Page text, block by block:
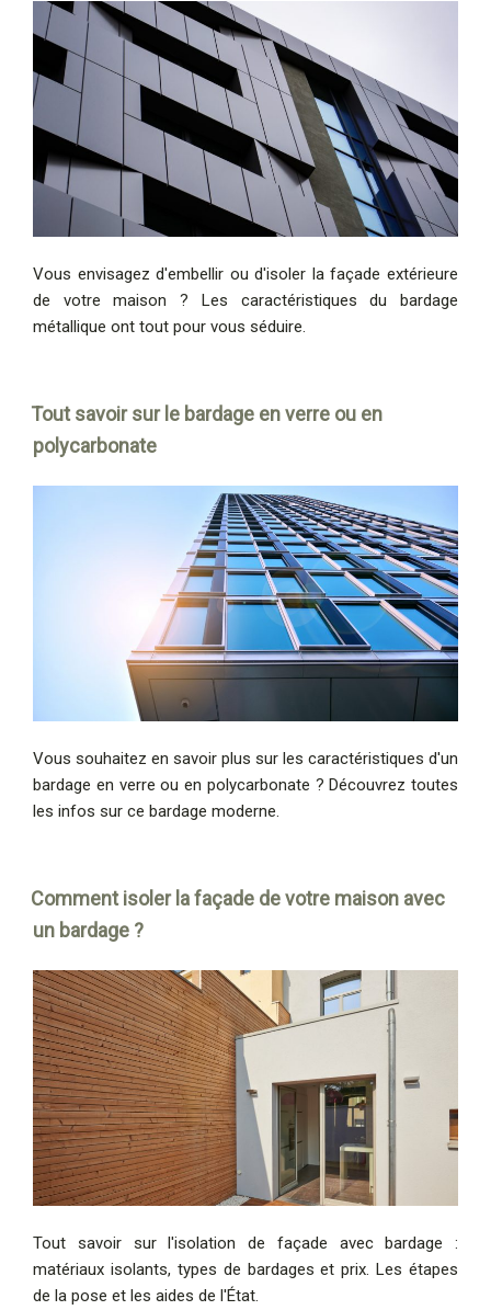
Vous envisagez d'embellir ou d'isoler la façade extérieure
de votre maison ? Les caractéristiques du bardage
métallique ont tout pour vous séduire.
Tout savoir sur le bardage en verre ou en
polycarbonate
Vous souhaitez en savoir plus sur les caractéristiques d'un
bardage en verre ou en polycarbonate ? Découvrez toutes
les infos sur ce bardage moderne.
Comment isoler la façade de votre maison avec
un bardage ?
Tout savoir sur l'isolation de façade avec bardage :
matériaux isolants, types de bardages et prix. Les étapes
de la pose et les aides de l'État.